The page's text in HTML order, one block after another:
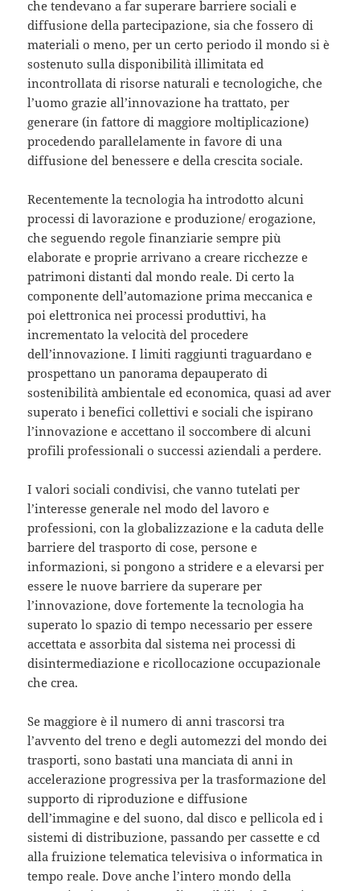
che tendevano a far superare barriere sociali e
diffusione della partecipazione, sia che fossero di
materiali o meno, per un certo periodo il mondo si è
sostenuto sulla disponibilità illimitata ed
incontrollata di risorse naturali e tecnologiche, che
l’uomo grazie all’innovazione ha trattato, per
generare (in fattore di maggiore moltiplicazione)
procedendo parallelamente in favore di una
diffusione del benessere e della crescita sociale.
Recentemente la tecnologia ha introdotto alcuni
processi di lavorazione e produzione/ erogazione,
che seguendo regole finanziarie sempre più
elaborate e proprie arrivano a creare ricchezze e
patrimoni distanti dal mondo reale. Di certo la
componente dell’automazione prima meccanica e
poi elettronica nei processi produttivi, ha
incrementato la velocità del procedere
dell’innovazione. I limiti raggiunti traguardano e
prospettano un panorama depauperato di
sostenibilità ambientale ed economica, quasi ad aver
superato i benefici collettivi e sociali che ispirano
l’innovazione e accettano il soccombere di alcuni
profili professionali o successi aziendali a perdere.
I valori sociali condivisi, che vanno tutelati per
l’interesse generale nel modo del lavoro e
professioni, con la globalizzazione e la caduta delle
barriere del trasporto di cose, persone e
informazioni, si pongono a stridere e a elevarsi per
essere le nuove barriere da superare per
l’innovazione, dove fortemente la tecnologia ha
superato lo spazio di tempo necessario per essere
accettata e assorbita dal sistema nei processi di
disintermediazione e ricollocazione occupazionale
che crea.
Se maggiore è il numero di anni trascorsi tra
l’avvento del treno e degli automezzi del mondo dei
trasporti, sono bastati una manciata di anni in
accelerazione progressiva per la trasformazione del
supporto di riproduzione e diffusione
dell’immagine e del suono, dal disco e pellicola ed i
sistemi di distribuzione, passando per cassette e cd
alla fruizione telematica televisiva o informatica in
tempo reale. Dove anche l’intero mondo della